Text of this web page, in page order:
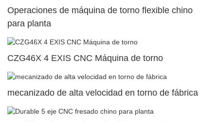
Operaciones de máquina de torno flexible chino
para planta
CZG46X 4 EXIS CNC Máquina de torno
mecanizado de alta velocidad en torno de fábrica